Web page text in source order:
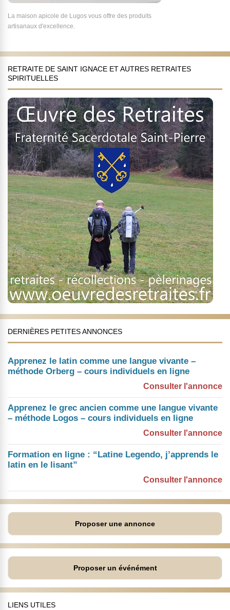
La maison apicole de Lugos vous offre des produits
artisanaux d'excellence.
RETRAITE DE SAINT IGNACE ET AUTRES RETRAITES
SPIRITUELLES
DERNIÈRES PETITES ANNONCES
Apprenez le latin comme une langue vivante –
méthode Orberg – cours individuels en ligne
Consulter l'annonce
Apprenez le grec ancien comme une langue vivante
– méthode Logos – cours individuels en ligne
Consulter l'annonce
Formation en ligne : “Latine Legendo, j’apprends le
latin en le lisant”
Consulter l'annonce
Proposer une annonce
Proposer un événément
LIENS UTILES